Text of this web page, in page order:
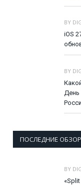
BY
iOS
BY
День
ПОСЛЕДНИЕ
BY